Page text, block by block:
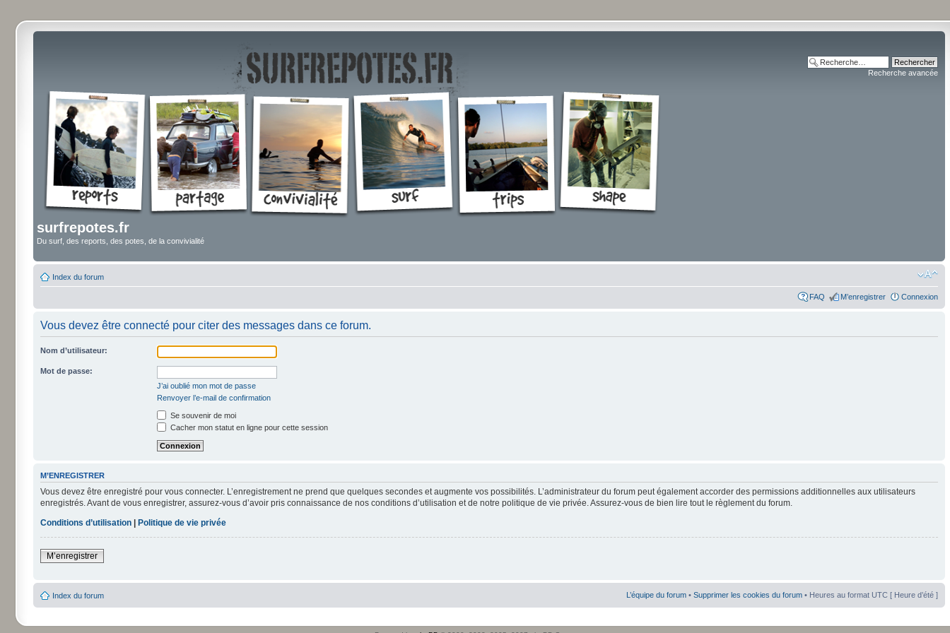
surfrepotes.fr
Du surf, des reports, des potes, de la convivialité
Recherche avancée
Index du forum
FAQ M’enregistrer Connexion
Vous devez être connecté pour citer des messages dans ce forum.
Nom d’utilisateur:
Mot de passe:
J’ai oublié mon mot de passe
Renvoyer l’e-mail de confirmation
Se souvenir de moi
Cacher mon statut en ligne pour cette session
M’ENREGISTRER
Vous devez être enregistré pour vous connecter. L’enregistrement ne prend que quelques secondes et augmente vos possibilités. L’administrateur du forum peut également accorder des permissions additionnelles aux utilisateurs
enregistrés. Avant de vous enregistrer, assurez-vous d’avoir pris connaissance de nos conditions d’utilisation et de notre politique de vie privée. Assurez-vous de bien lire tout le règlement du forum.
Conditions d’utilisation
Politique de vie privée
M’enregistrer
Index du forum L’équipe du forum • Supprimer les cookies du forum • Heures au format UTC [ Heure d’été ]